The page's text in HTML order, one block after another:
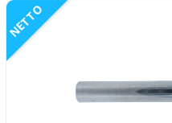
NETTO